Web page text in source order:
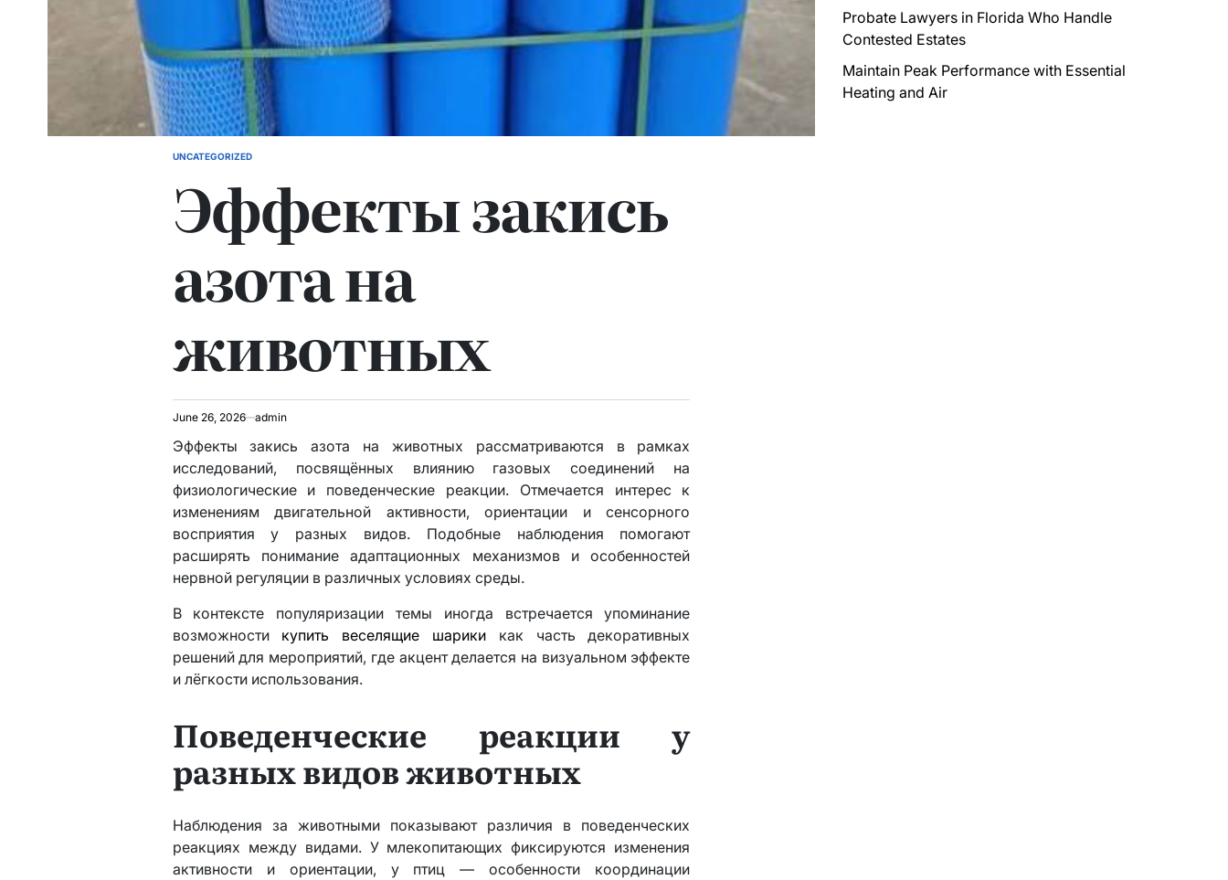
POSTED
UNCATEGORIZED
Эффекты закись
азота на
животных
June 26, 2026 admin
Эффекты закись азота на животных рассматриваются в рамках
исследований, посвящённых влиянию газовых соединений на
физиологические и поведенческие реакции. Отмечается интерес к
изменениям двигательной активности, ориентации и сенсорного
восприятия у разных видов. Подобные наблюдения помогают
расширять понимание адаптационных механизмов и особенностей
нервной регуляции в различных условиях среды.
В контексте популяризации темы иногда встречается упоминание
возможности купить веселящие шарики как часть декоративных
решений для мероприятий, где акцент делается на визуальном эффекте
и лёгкости использования.
Поведенческие реакции у
разных видов животных
Наблюдения за животными показывают различия в поведенческих
реакциях между видами. У млекопитающих фиксируются изменения
активности и ориентации, у птиц — особенности координации
Probate Lawyers in Florida Who Handle
Contested Estates
Maintain Peak Performance with Essential
Heating and Air